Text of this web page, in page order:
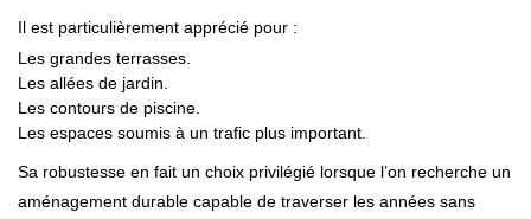
Il est particulièrement apprécié pour :
Les grandes terrasses.
Les allées de jardin.
Les contours de piscine.
Les espaces soumis à un trafic plus important.
Sa robustesse en fait un choix privilégié lorsque l’on recherche un
aménagement durable capable de traverser les années sans